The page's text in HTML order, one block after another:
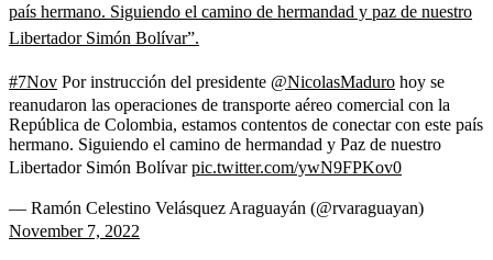
país hermano. Siguiendo el camino de hermandad y paz de nuestro
Libertador Simón Bolívar”.
#7Nov Por instrucción del presidente @NicolasMaduro hoy se
reanudaron las operaciones de transporte aéreo comercial con la
República de Colombia, estamos contentos de conectar con este país
hermano. Siguiendo el camino de hermandad y Paz de nuestro
Libertador Simón Bolívarpic.twitter.com/ywN9FPKov0
— Ramón Celestino Velásquez Araguayán (@rvaraguayan)
November 7, 2022